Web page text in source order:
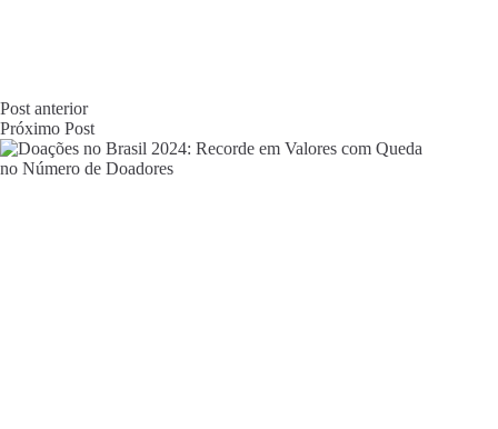
Post anterior
Próximo Post